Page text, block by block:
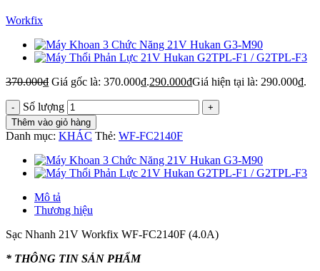
Workfix
370.000₫ Giá gốc là: 370.000₫.290.000₫Giá hiện tại là: 290.000₫.
Số lượng
Thêm vào giỏ hàng
Danh mục: KHÁC Thẻ: WF-FC2140F
Mô tả
Thương hiệu
Sạc Nhanh 21V Workfix WF-FC2140F (4.0A)
* THÔNG TIN SẢN PHẨM